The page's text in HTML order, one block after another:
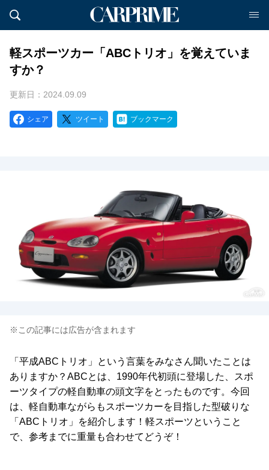
軽スポーツカー「ABCトリオ」を覚えていま
すか？
更新日：2024.09.09
シェア ツイート ブックマーク
※この記事には広告が含まれます
「平成ABCトリオ」という言葉をみなさん聞いたことは
ありますか？ABCとは、1990年代初頭に登場した、スポ
ーツタイプの軽自動車の頭文字をとったものです。今回
は、軽自動車ながらもスポーツカーを目指した型破りな
「ABCトリオ」を紹介します！軽スポーツということ
で、参考までに重量も合わせてどうぞ！